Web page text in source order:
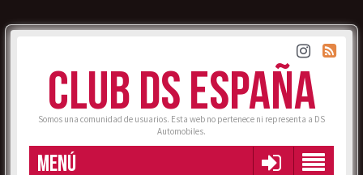
CLUB DS ESPAÑA
Somos una comunidad de usuarios. Esta web no pertenece ni representa a DS
Automobiles.
MENÚ